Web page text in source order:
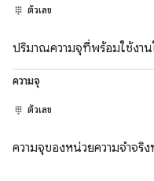
ตัวเลข
ปริมาณความจุที่พร้อมใช้งา
ความจุ
ตัวเลข
ความจุของหน่วยความจำจริ